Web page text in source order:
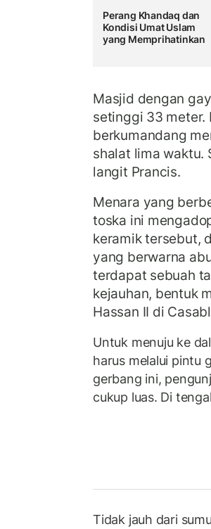
Perang Khandaq dan
Kondisi Umat Uslam
yang Memprihatinkan
Masjid dengan
setinggi 33 meter.
berkumandang
shalat lima waktu.
langit Prancis.
Menara yang
toska ini
keramik tersebut,
yang berwarna
terdapat sebuah
kejauhan, bentuk
Hassan II di
Untuk menuju ke
harus melalui pintu
gerbang ini,
cukup luas. Di
Tidak jauh dari